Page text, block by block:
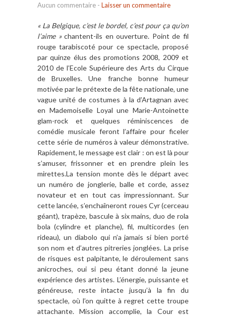
Aucun commentaire - Laisser un commentaire
« La Belgique, c’est le bordel, c’est pour ça qu’on
l’aime »chantent-ils en ouverture. Point de fil
rouge tarabiscoté pour ce spectacle, proposé
par quinze élus des promotions 2008, 2009 et
2010 de l’Ecole Supérieure des Arts du Cirque
de Bruxelles. Une franche bonne humeur
motivée par le prétexte de la fête nationale, une
vague unité de costumes à la d’Artagnan avec
en Mademoiselle Loyal une Marie-Antoinette
glam-rock et quelques réminiscences de
comédie musicale feront l’affaire pour ficeler
cette série de numéros à valeur démonstrative.
Rapidement, le message est clair : on est là pour
s’amuser, frissonner et en prendre plein les
mirettes.La tension monte dès le départ avec
un numéro de jonglerie, balle et corde, assez
novateur et en tout cas impressionnant. Sur
cette lancée, s’enchaîneront roues Cyr (cerceau
géant), trapèze, bascule à six mains, duo de rola
bola (cylindre et planche), fil, multicordes (en
rideau), un diabolo qui n’a jamais si bien porté
son nom et d’autres pitreries jonglées. La prise
de risques est palpitante, le déroulement sans
anicroches, oui si peu étant donné la jeune
expérience des artistes. L’énergie, puissante et
généreuse, reste intacte jusqu’à la fin du
spectacle, où l’on quitte à regret cette troupe
attachante. Mission accomplie, la Cour est